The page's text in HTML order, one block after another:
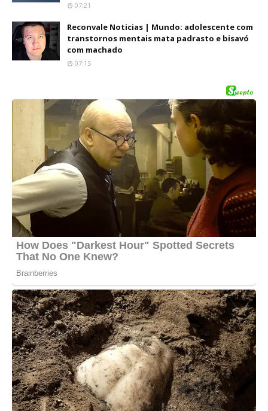
07:21
Reconvale Noticias | Mundo: adolescente com
transtornos mentais mata padrasto e bisavó
com machado
07:15